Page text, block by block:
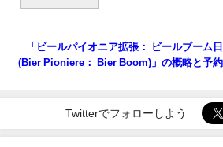
「ビールパイオニア拡張： ビールブーム
(Bier Pioniere： Bier Boom)」の概略と予
Twitterでフォローしよう